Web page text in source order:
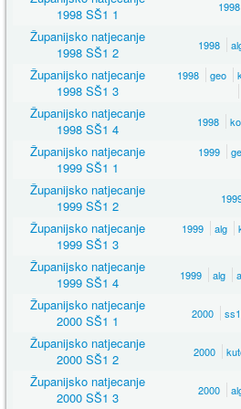
1998 SŠ1 1
1998
Županijsko natjecanje
1998 SŠ1 2
1998
Županijsko natjecanje
1998 SŠ1 3
1998 geo
Županijsko natjecanje
1998 SŠ1 4
1998
Županijsko natjecanje
1999 SŠ1 1
1999
Županijsko natjecanje
1999 SŠ1 2
Županijsko natjecanje
1999 SŠ1 3
1999 alg
Županijsko natjecanje
1999 SŠ1 4
1999 alg
Županijsko natjecanje
2000 SŠ1 1
2000 ss1
Županijsko natjecanje
2000 SŠ1 2
2000
Županijsko natjecanje
2000 SŠ1 3
2000